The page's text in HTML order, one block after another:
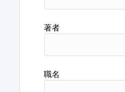
著者
職名